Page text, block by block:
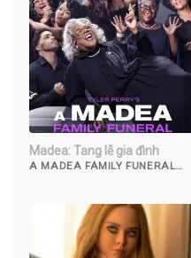
Madea: Tang lễ gia đình
A MADEA FAMILY FUNERAL